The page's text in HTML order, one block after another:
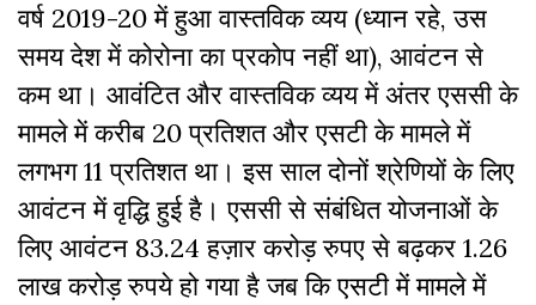
वर्ष 2019-20 में हुआ वास्तविक व्यय (ध्यान रहे, उस
समय देश में कोरोना का प्रकोप नहीं था), आवंटन से
कम था। आवंटित और वास्तविक व्यय में अंतर एससी के
मामले में करीब 20 प्रतिशत और एसटी के मामले में
लगभग 11 प्रतिशत था। इस साल दोनों श्रेणियों के लिए
आवंटन में वृद्धि हुई है। एससी से संबंधित योजनाओं के
लिए आवंटन 83.24 हज़ार करोड़ रुपए से बढ़कर 1.26
लाख करोड़ रुपये हो गया है जब कि एसटी में मामले में